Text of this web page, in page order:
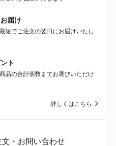
届け
短でご注文の翌日にお届けいたし
ト
品の合計個数までお選びいただけ
詳しくはこちら
・お問い合わせ